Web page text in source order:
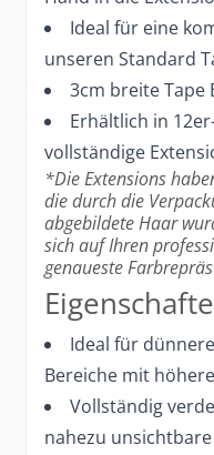
Ideal für eine
unseren Standard
3cm breite Tape
Erhältlich in
vollständige
*Die Extensions
die durch die
abgebildete Haar
sich auf Ihren
genaueste
Ideal für
Bereiche mit
Vollständig
nahezu